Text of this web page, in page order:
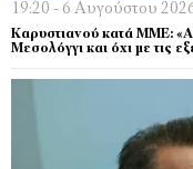
19:20 - 6 Αυγούστου
Καρυστιανού κατά ΜΜΕ:
Μεσολόγγι και όχι με τις